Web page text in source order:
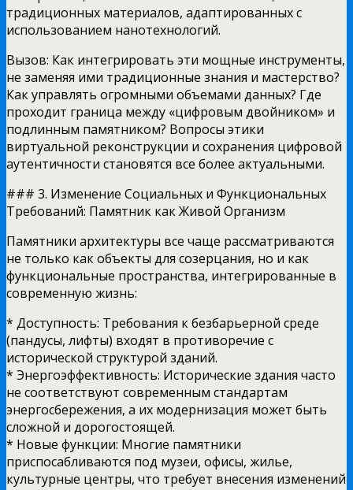
традиционных материалов, адаптированных с
использованием нанотехнологий.
Вызов: Как интегрировать эти мощные инструменты,
не заменяя ими традиционные знания и мастерство?
Как управлять огромными объемами данных? Где
проходит граница между «цифровым двойником» и
подлинным памятником? Вопросы этики
виртуальной реконструкции и сохранения цифровой
аутентичности становятся все более актуальными.
### 3. Изменение Социальных и Функциональных
Требований: Памятник как Живой Организм
Памятники архитектуры все чаще рассматриваются
не только как объекты для созерцания, но и как
функциональные пространства, интегрированные в
современную жизнь:
* Доступность: Требования к безбарьерной среде
(пандусы, лифты) входят в противоречие с
исторической структурой зданий.
* Энергоэффективность: Исторические здания часто
не соответствуют современным стандартам
энергосбережения, а их модернизация может быть
сложной и дорогостоящей.
* Новые функции: Многие памятники
приспосабливаются под музеи, офисы, жилье,
культурные центры, что требует внесения изменений